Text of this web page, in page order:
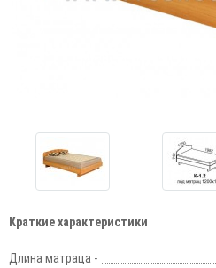
Краткие характеристики
Длина матраца -